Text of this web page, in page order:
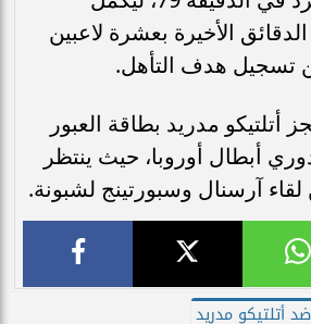
الأخيرة بعشرة لاعبين
تسجيل هدف التأهل.
أتلتيكو مدريد بطاقة العبور
أبطال أوروبا، حيث ينتظر
لقاء آرسنال وسبورتينج لشبونة.
أتلتيكو مدريد